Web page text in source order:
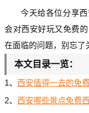
今天给各位分享
会对西安好玩又免费
在面临的问题，别忘了
本文目录一览：
1、 西安值得一去的免
2、 西安哪些景点免费